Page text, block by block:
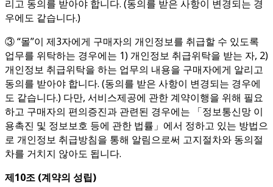
리고 동의를 받아야 합니다. (동의를 받은 사항이 변경되는 경
우에도 같습니다.)
③ “몰”이 제3자에게 구매자의 개인정보를 취급할 수 있도록
업무를 위탁하는 경우에는 1) 개인정보 취급위탁을 받는 자, 2)
개인정보 취급위탁을 하는 업무의 내용을 구매자에게 알리고
동의를 받아야 합니다. (동의를 받은 사항이 변경되는 경우에
도 같습니다.) 다만, 서비스제공에 관한 계약이행을 위해 필요
하고 구매자의 편의증진과 관련된 경우에는 「정보통신망 이
용촉진 및 정보보호 등에 관한 법률」에서 정하고 있는 방법으
로 개인정보 취급방침을 통해 알림으로써 고지절차와 동의절
차를 거치지 않아도 됩니다.
제10조 (계약의 성립)